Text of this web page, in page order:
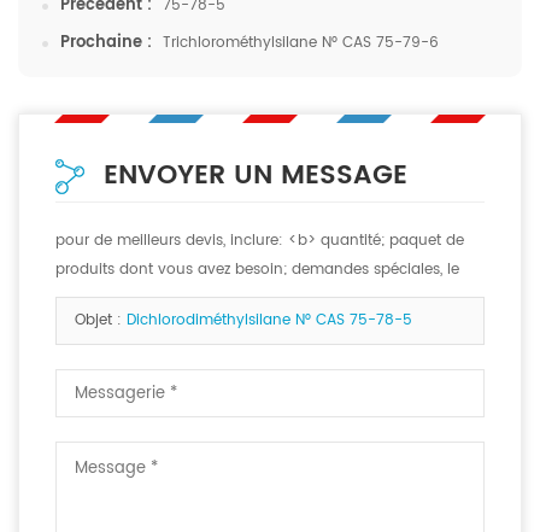
Précédent : 75-78-5
Prochaine : Trichlorométhylsilane N° CAS 75-79-6
ENVOYER UN MESSAGE
pour de meilleurs devis, inclure: <b> quantité; paquet de
produits dont vous avez besoin; demandes spéciales, le
cas échéant. <b>
Objet : Dichlorodiméthylsilane N° CAS 75-78-5